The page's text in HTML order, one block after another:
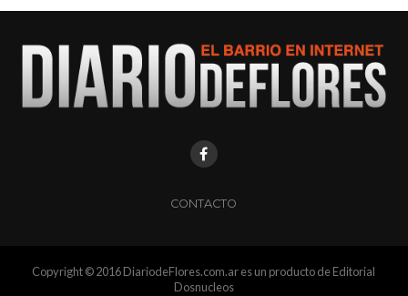
CONTACTO
Copyright © 2016 DiariodeFlores.com.ar es un producto de Editorial
Dosnucleos